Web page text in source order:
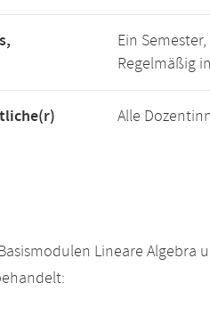
Ein Semester,
Regelmäßig
Alle
Lineare Algebra